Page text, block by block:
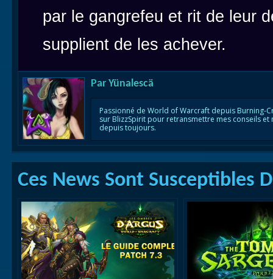
par le gangrefeu et rit de leur
supplient de les achever.
Par Yünalescä
Passionné de World of Warcraft depuis Burning-
sur BlizzSpirit pour retransmettre mes conseils
depuis toujours.
Ces News Sont Susceptibles